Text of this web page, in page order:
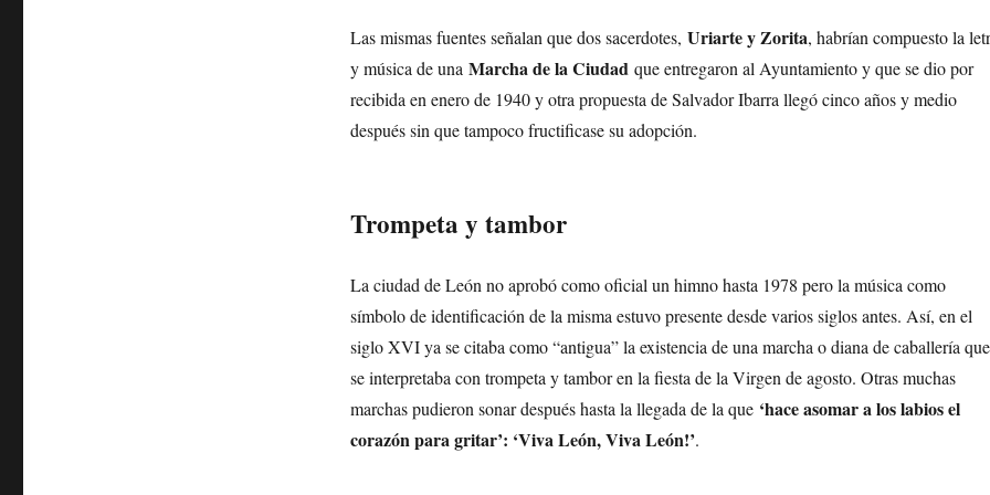
Las mismas fuentes señalan que dos sacerdotes, Uriarte y Zorita, habrían compuesto la
y música de unaMarcha de la Ciudad que entregaron al Ayuntamiento y que se dio por
recibida en enero de 1940 y otra propuesta de Salvador Ibarra llegó cinco años y medio
después sin que tampoco fructificase su adopción.
Trompeta y tambor
La ciudad de León no aprobó como oficial un himno hasta 1978 pero la música como
símbolo de identificación de la misma estuvo presente desde varios siglos antes. Así, en el
siglo XVI ya se citaba como “antigua” la existencia de una marcha o diana de caballería que
se interpretaba con trompeta y tambor en la fiesta de la Virgen de agosto. Otras muchas
marchas pudieron sonar después hasta la llegada de la que ‘hace asomar a los labios el
corazón para gritar’: ‘Viva León, Viva León!’.